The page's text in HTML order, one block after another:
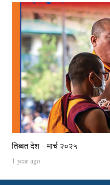
तिब्बत देश – मार्च २०२५
1 year ago